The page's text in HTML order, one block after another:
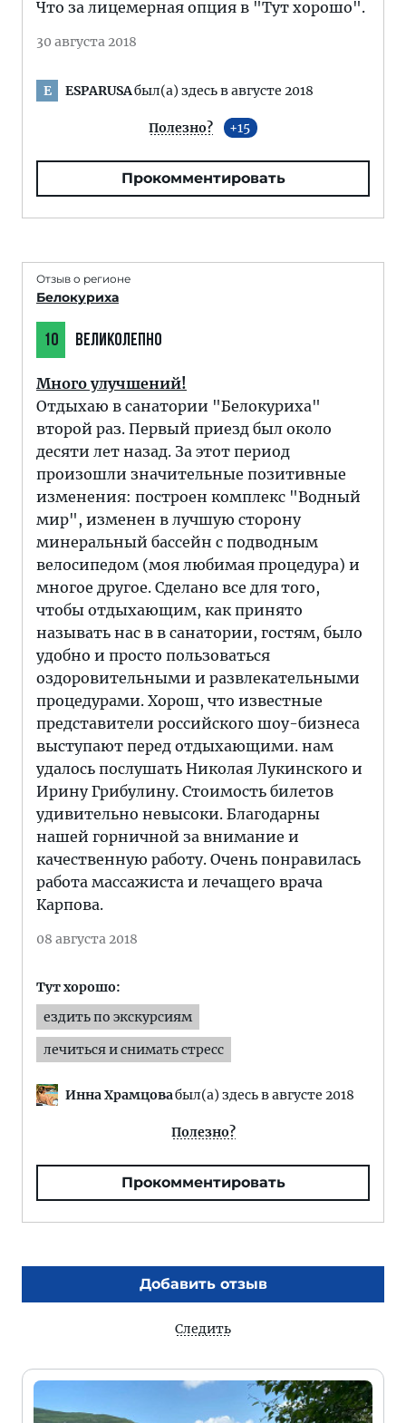
Что за лицемерная опция в "Тут хорошо".
30 августа 2018
E ESPARUSAбыл(а) здесь в августе 2018
Полезно? 15
Прокомментировать
Отзыв о регионе
Белокуриха
10 ВЕЛИКОЛЕПНО
Много улучшений!
Отдыхаю в санатории "Белокуриха"
второй раз. Первый приезд был около
десяти лет назад. За этот период
произошли значительные позитивные
изменения: построен комплекс "Водный
мир", изменен в лучшую сторону
минеральный бассейн с подводным
велосипедом (моя любимая процедура) и
многое другое. Сделано все для того,
чтобы отдыхающим, как принято
называть нас в в санатории, гостям, было
удобно и просто пользоваться
оздоровительными и развлекательными
процедурами. Хорош, что известные
представители российского шоу-бизнеса
выступают перед отдыхающими. нам
удалось послушать Николая Лукинского и
Ирину Грибулину. Стоимость билетов
удивительно невысоки. Благодарны
нашей горничной за внимание и
качественную работу. Очень понравилась
работа массажиста и лечащего врача
Карпова.
08 августа 2018
Тут хорошо:
ездить по экскурсиям
лечиться и снимать стресс
Инна Храмцовабыл(а) здесь в августе 2018
Полезно?
Прокомментировать
Добавить отзыв
Следить